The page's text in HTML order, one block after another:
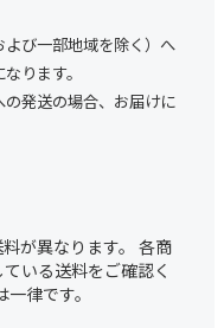
び一部地域を除く）へ
ります。
発送の場合、お届けに
が異なります。 各商
いる送料をご確認く
律です。